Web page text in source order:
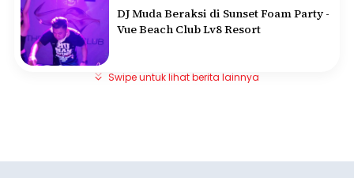
DJ Muda Beraksi di Sunset Foam Party -
Vue Beach Club Lv8 Resort
Swipe untuk lihat berita lainnya